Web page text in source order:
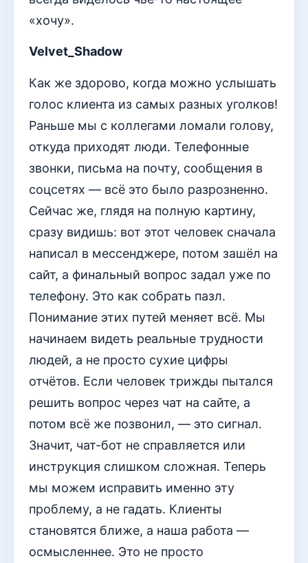
«хочу».
Velvet_Shadow
Как же здорово, когда можно услышать
голос клиента из самых разных уголков!
Раньше мы с коллегами ломали голову,
откуда приходят люди. Телефонные
звонки, письма на почту, сообщения в
соцсетях — всё это было разрозненно.
Сейчас же, глядя на полную картину,
сразу видишь: вот этот человек сначала
написал в мессенджере, потом зашёл на
сайт, а финальный вопрос задал уже по
телефону. Это как собрать пазл.
Понимание этих путей меняет всё. Мы
начинаем видеть реальные трудности
людей, а не просто сухие цифры
отчётов. Если человек трижды пытался
решить вопрос через чат на сайте, а
потом всё же позвонил, — это сигнал.
Значит, чат-бот не справляется или
инструкция слишком сложная. Теперь
мы можем исправить именно эту
проблему, а не гадать. Клиенты
становятся ближе, а наша работа —
осмысленнее. Это не просто